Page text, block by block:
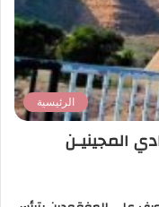
الرئيسية
المجينيـن